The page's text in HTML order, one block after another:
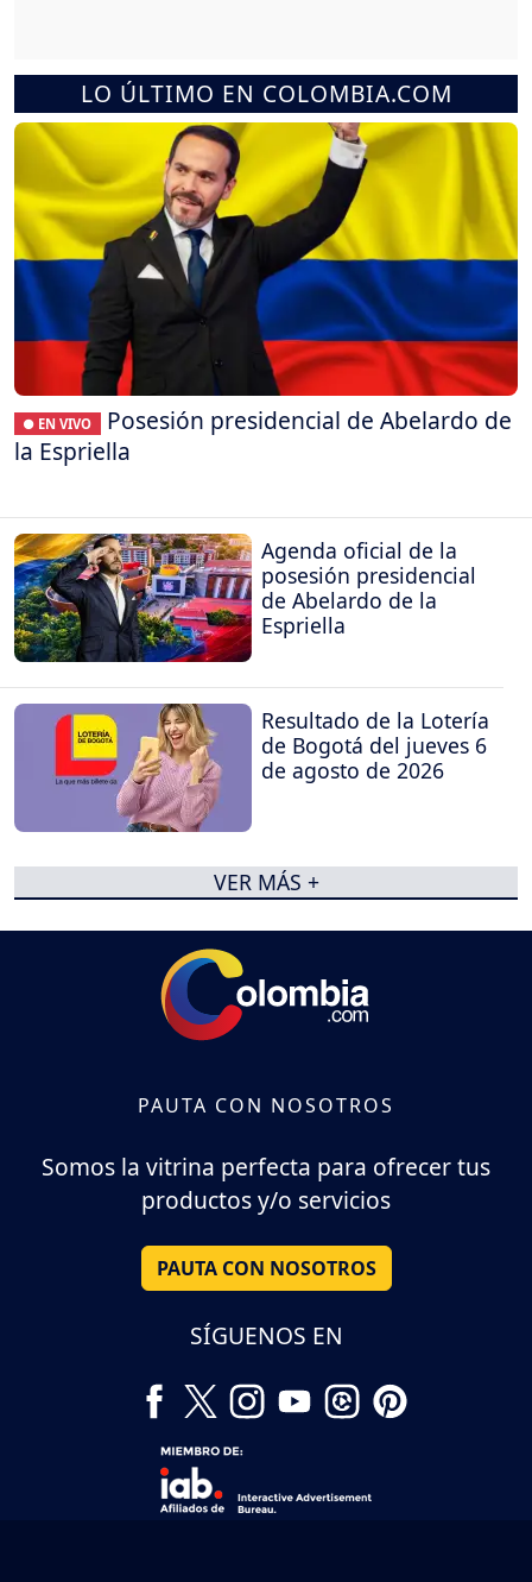
LO ÚLTIMO EN COLOMBIA.COM
● EN VIVO
Posesión presidencial de Abelardo de
la Espriella
Agenda oficial de la
posesión presidencial
de Abelardo de la
Espriella
Resultado de la Lotería
de Bogotá del jueves 6
de agosto de 2026
VER MÁS +
PAUTA CON NOSOTROS
Somos la vitrina perfecta para ofrecer tus
productos y/o servicios
PAUTA CON NOSOTROS
SÍGUENOS EN